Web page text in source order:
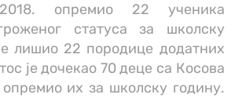
опремио 22 ученика
статуса за школску
лишио 22 породице додатних
је дочекао 70 деце са Косова
их за школску годину.